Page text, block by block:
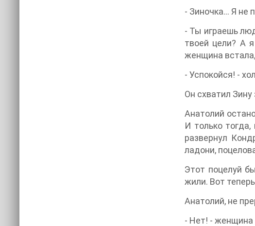
- Зиночка… Я не
- Ты играешь
твоей цели? А
женщина
- Успокойся! -
Он схватил Зину
Анатолий
И только
развернул
ладони,
Этот поцелуй
жили. Вот
Анатолий, не
- Нет! - женщина